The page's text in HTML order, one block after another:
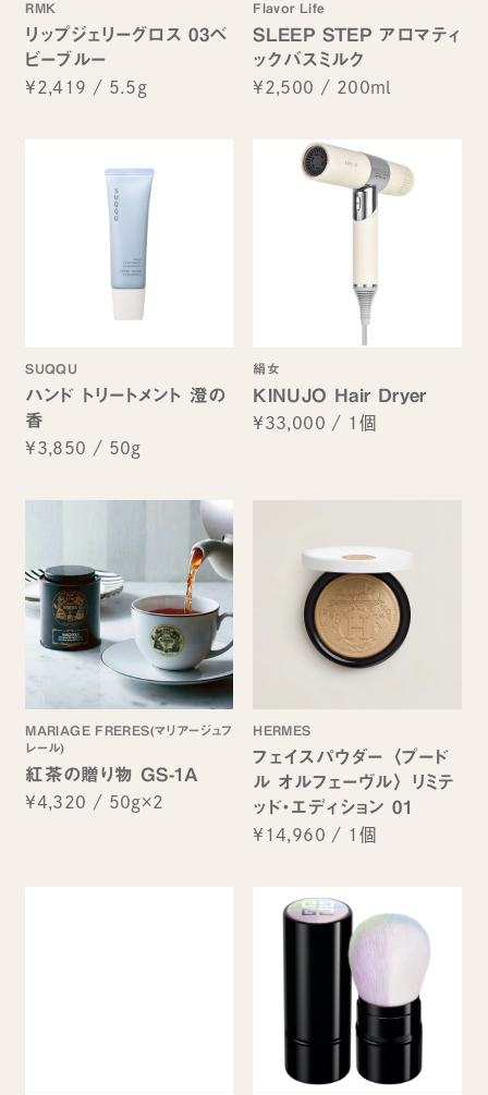
RMK
リップジェリーグロス 03ベ
ビーブルー
¥2,419 / 5.5g
Flavor Life
SLEEP STEP アロマティ
ックバスミルク
¥2,500 / 200ml
SUQQU
ハンド トリートメント 澄の
香
¥3,850 / 50g
絹女
KINUJO Hair Dryer
¥33,000 / 1個
MARIAGE FRERES(マリアージュフ
レール)
紅茶の贈り物 GS-1A
¥4,320 / 50g×2
HERMES
フェイスパウダー 〈プード
ル オルフェーヴル〉 リミテ
ッド・エディション 01
¥14,960 / 1個